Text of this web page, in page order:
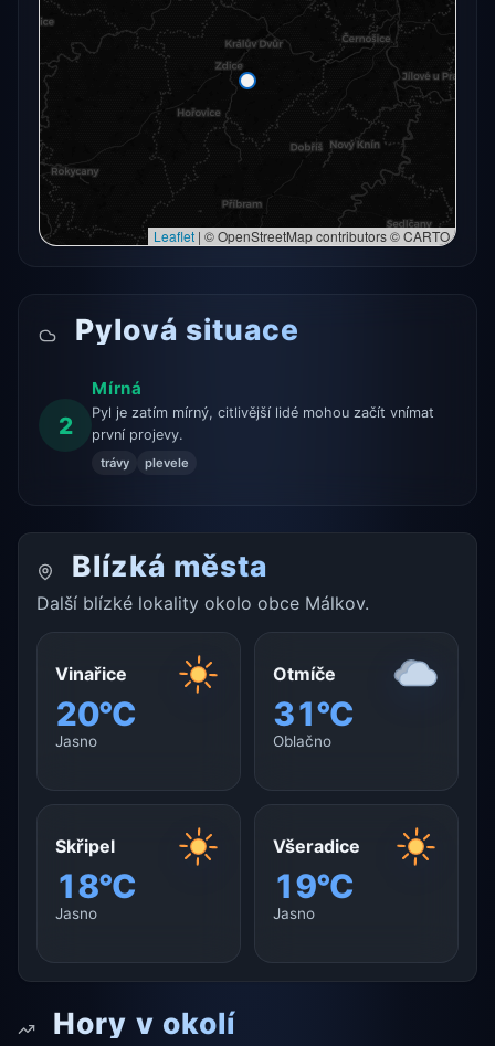
Radarový snímek momentálně není dostupný.
Otevřít v plné mapě
Zkusit znovu
Otevřít v plné mapě →
Leaflet | © OpenStreetMap contributors © CARTO
Pylová situace
2
Mírná
Pyl je zatím mírný, citlivější lidé mohou začít vnímat
první projevy.
trávy plevele
Blízká města
Další blízké lokality okolo obce Málkov.
Vinařice
20°C
Jasno
Otmíče
31°C
Oblačno
Skřipel
18°C
Jasno
Všeradice
19°C
Jasno
Hory v okolí